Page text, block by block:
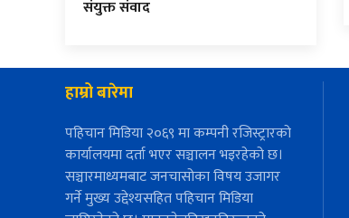
संयुक्त संवाद
हाम्रो बारेमा
पहिचान मिडिया २०६९ मा कम्पनी रजिस्ट्रारको
कार्यालयमा दर्ता भएर सञ्चालन भइरहेको छ।
सञ्चारमाध्यमबाट जनचासोका विषय उजागर
गर्ने मुख्य उद्देश्यसहित पहिचान मिडिया